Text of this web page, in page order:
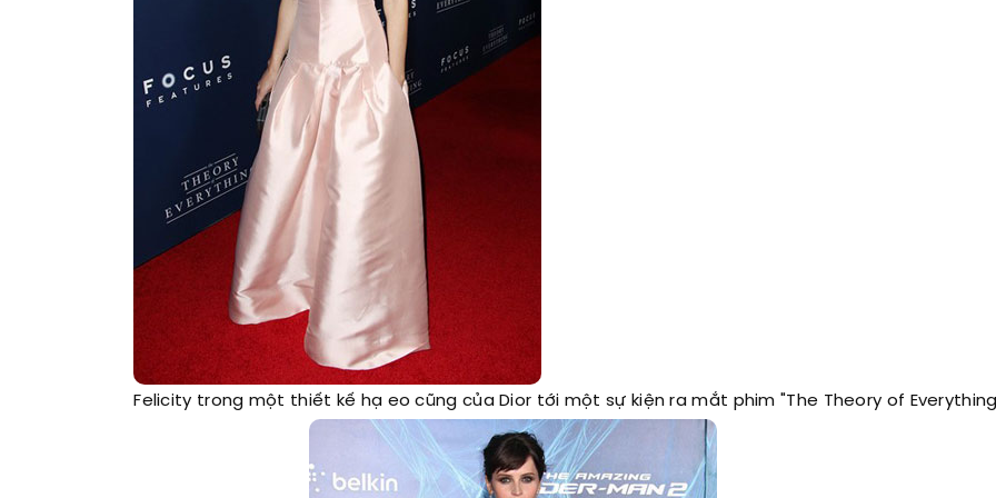
Felicity trong một thiết kế hạ eo cũng của Dior tới một sự kiện ra mắt phim "The Theory of